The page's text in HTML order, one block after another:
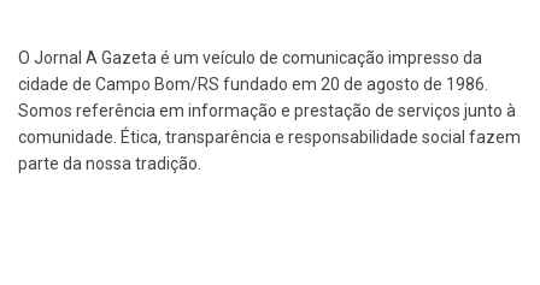
O Jornal A Gazeta é um veículo de comunicação impresso da
cidade de Campo Bom/RS fundado em 20 de agosto de 1986.
Somos referência em informação e prestação de serviços junto à
comunidade. Ética, transparência e responsabilidade social fazem
parte da nossa tradição.